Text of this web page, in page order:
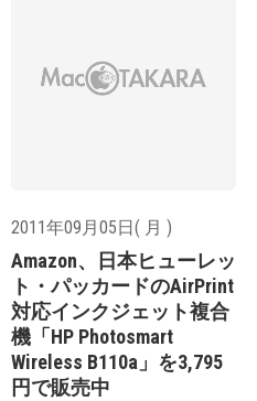
2011年09月05日( 月 )
Amazon、日本ヒューレッ
ト・パッカードのAirPrint
対応インクジェット複合
機「HP Photosmart
Wireless B110a」を3,795
円で販売中